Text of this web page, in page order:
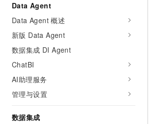
Data Agent
Data Agent 概述
新版 Data Agent
数据集成 DI Agent
ChatBI
AI助理服务
管理与设置
数据集成
大数据计算
媒体服务
企业服务与云通信
终端用户计算
企业出海
政企业务